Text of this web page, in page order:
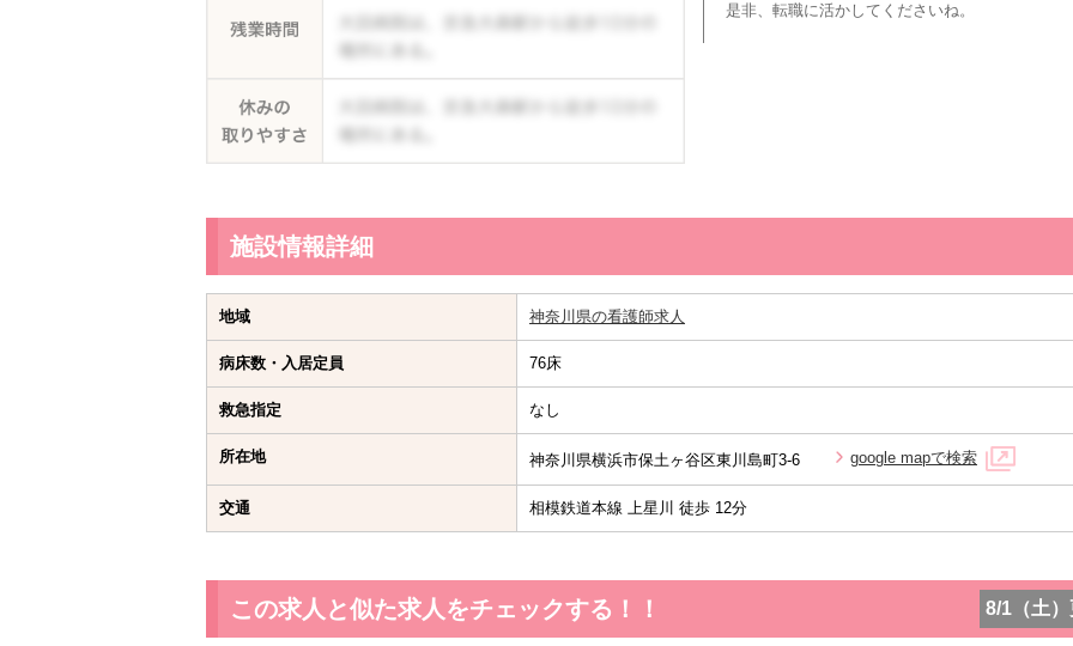
是非、転職に活かしてくださいね。
施設情報詳細
地域 神奈川県の看護師求人
病床数・入居定員 76床
救急指定 なし
所在地 神奈川県横浜市保土ヶ谷区東川島町3-6 google mapで検索
交通 相模鉄道本線 上星川 徒歩 12分
この求人と似た求人をチェックする！！ 8/1（土